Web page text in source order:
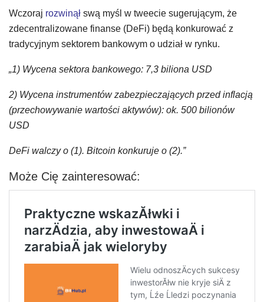
Wczoraj rozwinął swą myśl w tweecie sugerującym, że
zdecentralizowane finanse (DeFi) będą konkurować z
tradycyjnym sektorem bankowym o udział w rynku.
„1) Wycena sektora bankowego: 7,3 biliona USD
2) Wycena instrumentów zabezpieczających przed inflacją
(przechowywanie wartości aktywów): ok. 500 bilionów
USD
DeFi walczy o (1). Bitcoin konkuruje o (2).”
Może Cię zainteresować: